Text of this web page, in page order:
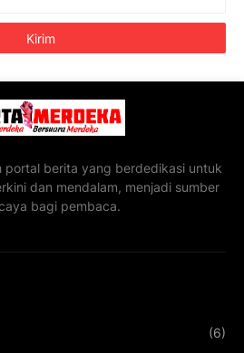
portal berita yang berdedikasi untuk
dan mendalam, menjadi sumber
bagi pembaca.
(6)